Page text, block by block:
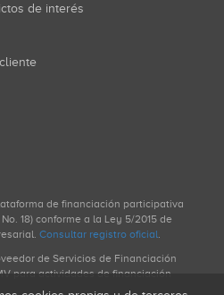
de interés
de financiación participativa
18) conforme a la Ley 5/2015 de
Consultar registro oficial.
de Servicios de Financiación
para actividades de financiación